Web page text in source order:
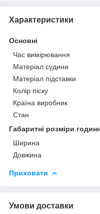
Характеристики
Основні
Час вимірювання
Матеріал судини
Матеріал підставки
Колір піску
Країна виробник
Стан
Габаритні розміри
Ширина
Довжина
Приховати
Умови доставки